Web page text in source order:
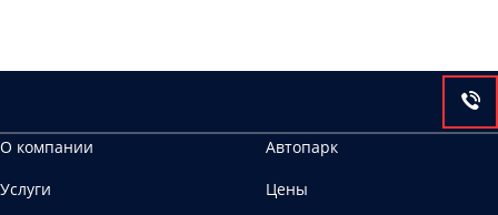
О компании
Автопарк
Услуги
Цены